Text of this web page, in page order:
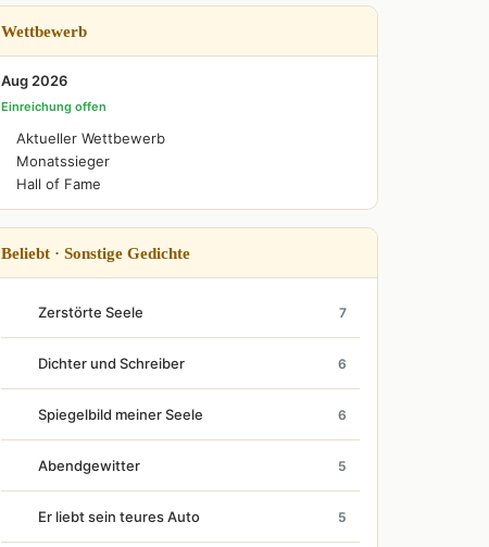
Wettbewerb
Aug 2026
Einreichung offen
Aktueller Wettbewerb
Monatssieger
Hall of Fame
Beliebt · Sonstige Gedichte
Zerstörte Seele 7
Dichter und Schreiber 6
Spiegelbild meiner Seele 6
Abendgewitter 5
Er liebt sein teures Auto 5